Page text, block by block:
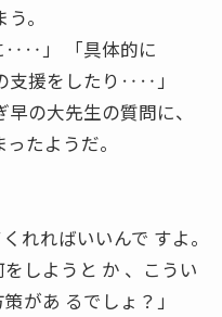
。
‥‥」 「具体的に
支援をしたり‥‥」
の大先生の質問に、
たようだ。
れればいいんで すよ。
しようと か 、こうい
があ るでしょ？」